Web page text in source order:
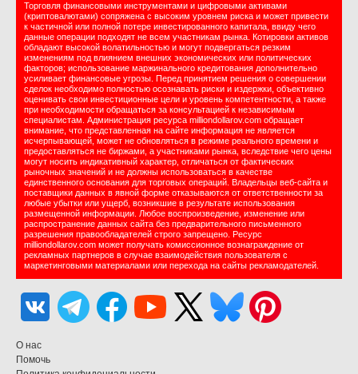
Торговля финансовыми инструментами и цифровыми активами
(криптовалютами) сопряжена с высоким уровнем риска и может привести
к частичной или полной потере инвестированного капитала, ввиду чего
данные операции подходят не всем участникам рынка. Котировки активов
обладают высокой волатильностью и могут подвергаться резким
изменениям под влиянием внешних экономических или политических
факторов; использование маржинального кредитования дополнительно
усиливает финансовые угрозы. Перед принятием решения о совершении
сделок необходимо полностью осознавать риски и издержки, объективно
оценивать свои инвестиционные цели и уровень компетентности, а также
при необходимости обращаться за консультацией к независимым
специалистам. Администрация ресурса milliondollarov.com обращает
внимание, что представленная на сайте информация не является
исчерпывающей, может не обновляться в режиме реального времени и
предоставляться не биржами, а участниками рынка, вследствие чего цены
могут носить индикативный характер, отличаться от фактических
рыночных значений и не должны использоваться в качестве
единственного основания для торговых операций. Владельцы веб-сайта и
поставщики данных в явной форме отказываются от ответственности за
любые убытки или ущерб, возникшие в результате использования
размещенной информации. Любое воспроизведение, изменение или
распространение данных сайта без предварительного письменного
разрешения правообладателей строго запрещено. Ресурс
milliondollarov.com может получать комиссионное вознаграждение от
рекламных партнеров в случае взаимодействия пользователя с
маркетинговыми материалами или перехода на сайты рекламодателей.
О нас
Помочь